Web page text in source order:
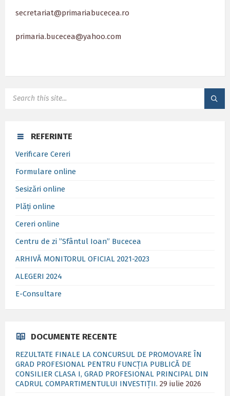
secretariat@primariabucecea.ro
primaria.bucecea@yahoo.com
REFERINTE
Verificare Cereri
Formulare online
Sesizări online
Plăți online
Cereri online
Centru de zi ”Sfântul Ioan” Bucecea
ARHIVĂ MONITORUL OFICIAL 2021-2023
ALEGERI 2024
E-Consultare
DOCUMENTE RECENTE
REZULTATE FINALE LA CONCURSUL DE PROMOVARE ÎN
GRAD PROFESIONAL PENTRU FUNCȚIA PUBLICĂ DE
CONSILIER CLASA I, GRAD PROFESIONAL PRINCIPAL DIN
CADRUL COMPARTIMENTULUI INVESTIȚII. 29 iulie 2026